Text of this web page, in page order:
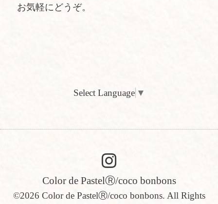
お気軽にどうぞ。
Select Language ▼
Color de PastelⓇ/coco bonbons
©2026 Color de PastelⓇ/coco bonbons. All Rights